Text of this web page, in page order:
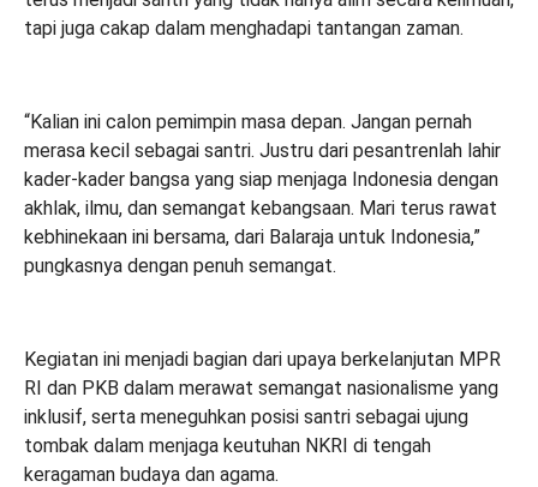
tapi juga cakap dalam menghadapi tantangan zaman.
“Kalian ini calon pemimpin masa depan. Jangan pernah
merasa kecil sebagai santri. Justru dari pesantrenlah lahir
kader-kader bangsa yang siap menjaga Indonesia dengan
akhlak, ilmu, dan semangat kebangsaan. Mari terus rawat
kebhinekaan ini bersama, dari Balaraja untuk Indonesia,”
pungkasnya dengan penuh semangat.
Kegiatan ini menjadi bagian dari upaya berkelanjutan MPR
RI dan PKB dalam merawat semangat nasionalisme yang
inklusif, serta meneguhkan posisi santri sebagai ujung
tombak dalam menjaga keutuhan NKRI di tengah
keragaman budaya dan agama.